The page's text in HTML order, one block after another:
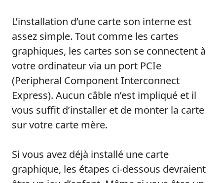
L’installation d’une carte son interne est
assez simple. Tout comme les cartes
graphiques, les cartes son se connectent à
votre ordinateur via un port PCIe
(Peripheral Component Interconnect
Express). Aucun câble n’est impliqué et il
vous suffit d’installer et de monter la carte
sur votre carte mère.
Si vous avez déjà installé une carte
graphique, les étapes ci-dessous devraient